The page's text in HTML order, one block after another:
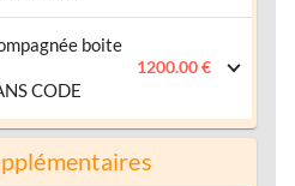
boite
CODE
1200.00 €